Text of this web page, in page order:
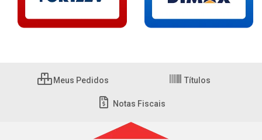
Meus Pedidos Títulos
Notas Fiscais